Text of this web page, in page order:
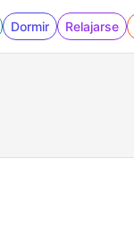
Dormir Relajarse